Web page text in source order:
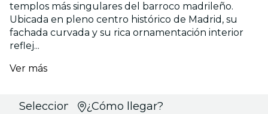
templos más singulares del barroco madrileño.
Ubicada en pleno centro histórico de Madrid, su
fachada curvada y su rica ornamentación interior
reflej...
Ver más
Selecciona
¿Cómo llegar?